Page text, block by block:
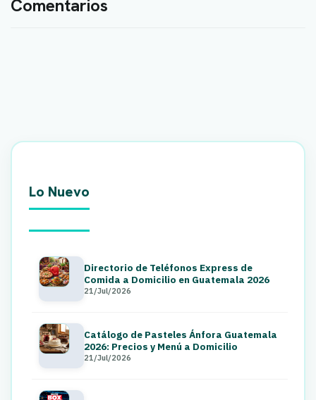
Comentarios
Lo Nuevo
Directorio de Teléfonos Express de
Comida a Domicilio en Guatemala 2026
21/Jul/2026
Catálogo de Pasteles Ánfora Guatemala
2026: Precios y Menú a Domicilio
21/Jul/2026